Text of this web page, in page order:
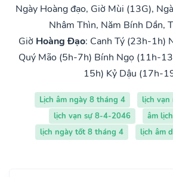
Ngày Hoàng đạo, Giờ Mùi (13G),
Nhâm Thìn, Năm Bính Dần,
Giờ Hoàng Đạo: Canh Tý (23h-1h)
Quý Mão (5h-7h) Bính Ngọ (11h-
15h) Kỷ Dậu (17h-
Lịch âm ngày 8 tháng 4
lịch vạn
lịch vạn sự 8-4-2046
âm
lịch ngày tốt 8 tháng 4
lịch âm